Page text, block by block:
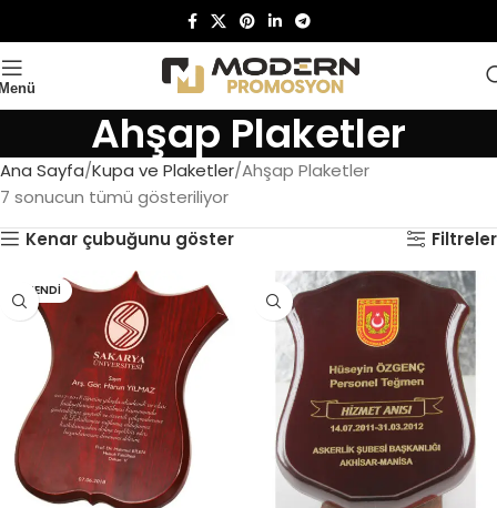
Ahşap Plaketler
Ana Sayfa Kupa ve Plaketler Ahşap Plaketler
7 sonucun tümü gösteriliyor
Kenar çubuğunu göster
Filtreler
TÜKENDI